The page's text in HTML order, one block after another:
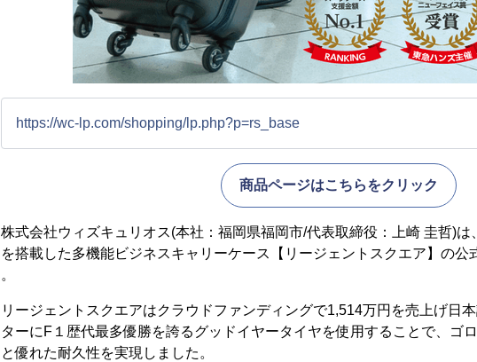
https://wc-lp.com/shopping/lp.php?p=rs_base
商品ページはこちらをクリック
株式会社ウィズキュリオス(本社：福岡県福岡市/代表取締役：上崎 圭哲)
を搭載した多機能ビジネスキャリーケース【リージェントスクエア】の公
。
リージェントスクエアはクラウドファンディングで1,514万円を売上げ日
ターにF１歴代最多優勝を誇るグッドイヤータイヤを使用することで、ゴ
と優れた耐久性を実現しました。